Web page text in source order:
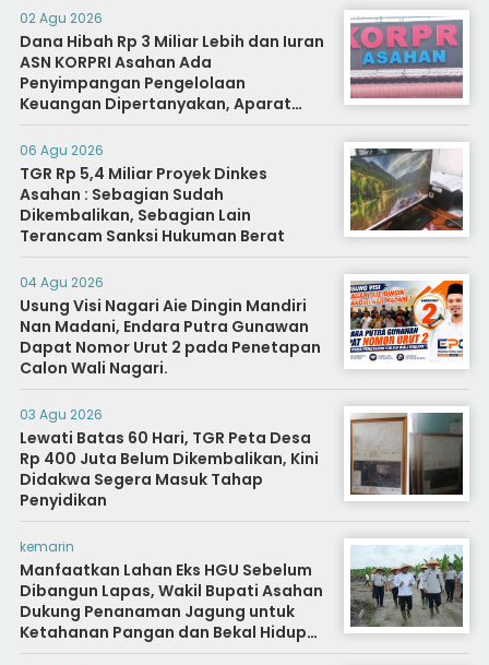
02 Agu 2026
Dana Hibah Rp 3 Miliar Lebih dan Iuran
ASN KORPRI Asahan Ada
Penyimpangan Pengelolaan
Keuangan Dipertanyakan, Aparat
Diminta Segera Usut
06 Agu 2026
TGR Rp 5,4 Miliar Proyek Dinkes
Asahan : Sebagian Sudah
Dikembalikan, Sebagian Lain
Terancam Sanksi Hukuman Berat
04 Agu 2026
Usung Visi Nagari Aie Dingin Mandiri
Nan Madani, Endara Putra Gunawan
Dapat Nomor Urut 2 pada Penetapan
Calon Wali Nagari.
03 Agu 2026
Lewati Batas 60 Hari, TGR Peta Desa
Rp 400 Juta Belum Dikembalikan, Kini
Didakwa Segera Masuk Tahap
Penyidikan
kemarin
Manfaatkan Lahan Eks HGU Sebelum
Dibangun Lapas, Wakil Bupati Asahan
Dukung Penanaman Jagung untuk
Ketahanan Pangan dan Bekal Hidup
Warga Binaan